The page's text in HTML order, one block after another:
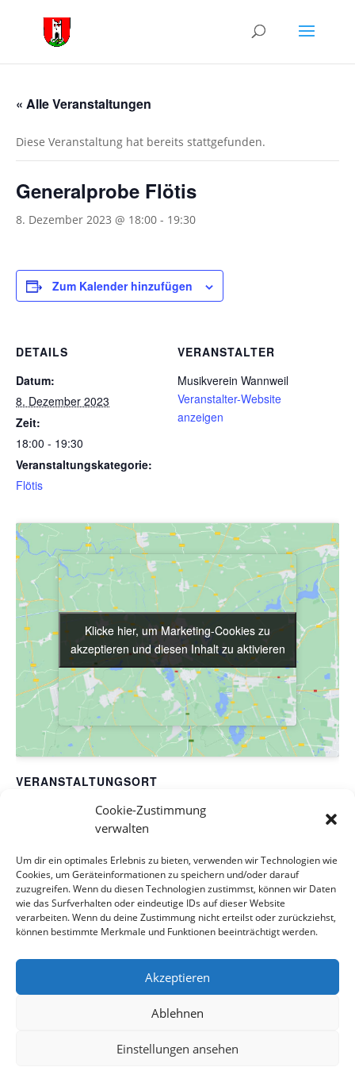
Cookie-Zustimmung
verwalten
Um dir ein optimales Erlebnis zu bieten, verwenden wir Technologien wie
Cookies, um Geräteinformationen zu speichern und/oder darauf
zuzugreifen. Wenn du diesen Technologien zustimmst, können wir Daten
wie das Surfverhalten oder eindeutige IDs auf dieser Website
verarbeiten. Wenn du deine Zustimmung nicht erteilst oder zurückziehst,
können bestimmte Merkmale und Funktionen beeinträchtigt werden.
Akzeptieren
Ablehnen
Einstellungen ansehen
« Alle Veranstaltungen
Diese Veranstaltung hat bereits stattgefunden.
Generalprobe Flötis
8. Dezember 2023 @ 18:00 - 19:30
Zum Kalender hinzufügen
DETAILS
Datum:
8. Dezember 2023
Zeit:
18:00 - 19:30
Veranstaltungskategorie:
Flötis
VERANSTALTER
Musikverein Wannweil
Veranstalter-Website
anzeigen
VERANSTALTUNGSORT
Karte anzeigen
Klicke hier, um Marketing-Cookies zu
akzeptieren und diesen Inhalt zu aktivieren
Klicke hier, um Marketing-Cookies zu
akzeptieren und diesen Inhalt zu aktivieren
Generalprobe
Vorstufenorchester
Generalprobe JoWa &
Stammorchester
Impressum Datenschutzerklärung
Haftung
Cookie-Richtlinie (EU)